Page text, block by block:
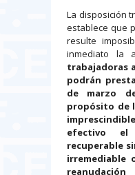
La disposición
establece que
resulte
inmediato la
trabajadoras
podrán
de marzo
propósito de
efectivo el
recuperable
irremediable